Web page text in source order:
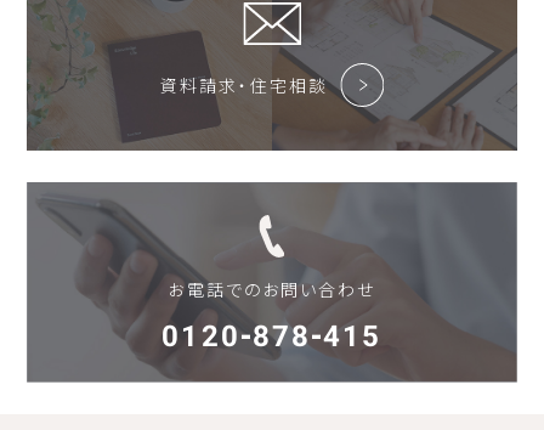
資料請求・住宅相談
お電話でのお問い合わせ
0120-878-415